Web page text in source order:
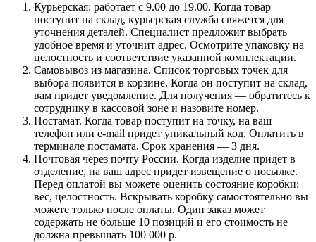
Курьерская: работает с 9.00 до 19.00. Когда товар
поступит на склад, курьерская служба свяжется для
уточнения деталей. Специалист предложит выбрать
удобное время и уточнит адрес. Осмотрите упаковку на
целостность и соответствие указанной комплектации.
Самовывоз из магазина. Список торговых точек для
выбора появится в корзине. Когда он поступит на склад,
вам придет уведомление. Для получения — обратитесь к
сотруднику в кассовой зоне и назовите номер.
Постамат. Когда товар поступит на точку, на ваш
телефон или e-mail придет уникальный код. Оплатить в
терминале постамата. Срок хранения — 3 дня.
Почтовая через почту России. Когда изделие придет в
отделение, на ваш адрес придет извещение о посылке.
Перед оплатой вы можете оценить состояние коробки:
вес, целостность. Вскрывать коробку самостоятельно вы
можете только после оплаты. Один заказ может
содержать не больше 10 позиций и его стоимость не
должна превышать 100 000 р.